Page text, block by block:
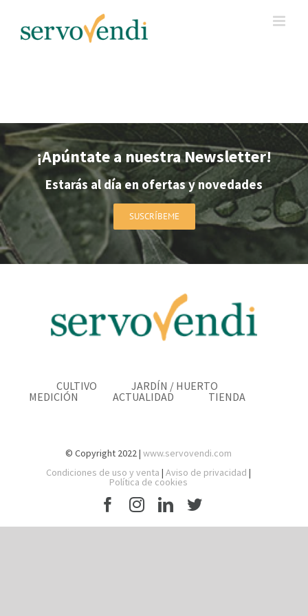
content
¡Apúntate a nuestra Newsletter!
Estarás al día en ofertas y novedades
SUSCRÍBEME
CULTIVO
JARDÍN / HUERTO
MEDICIÓN
ACTUALIDAD TIENDA
© Copyright 2022 |www.servovendi.com
Condiciones de uso y venta |Aviso de privacidad |
Política de cookies
Facebook
Instagram
LinkedInTwitter